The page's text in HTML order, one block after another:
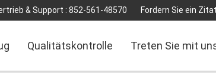
& Support : 852-561-48570 Fordern Sie ein Zitat
Qualitätskontrolle Treten Sie mit